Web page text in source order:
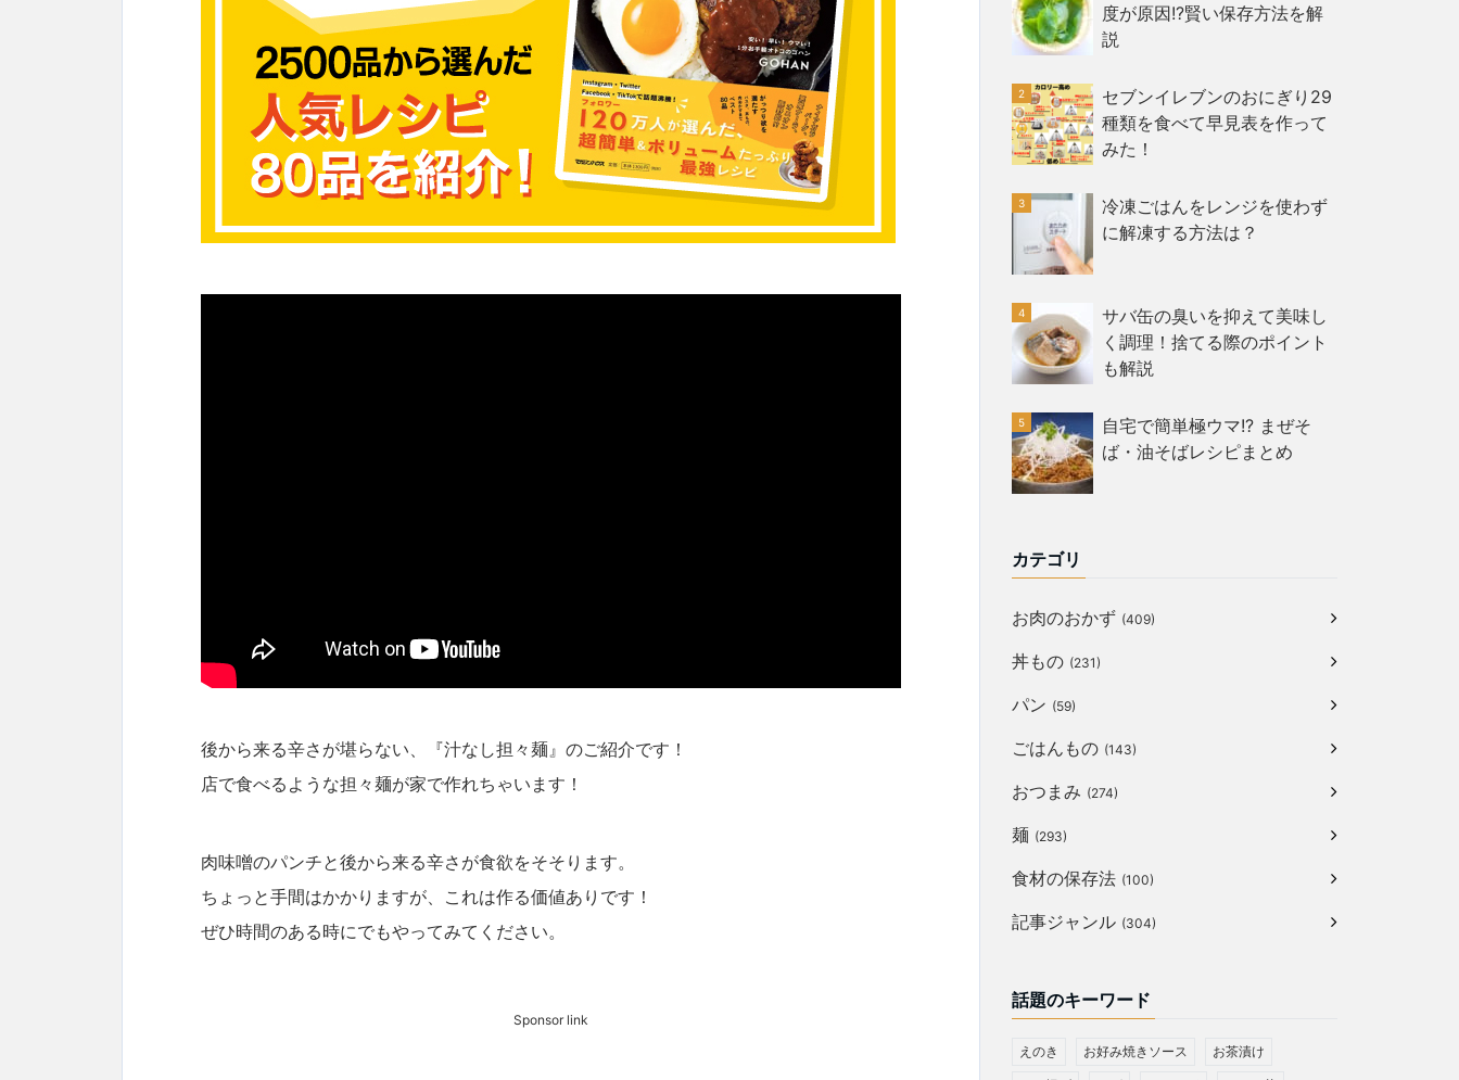
後から来る辛さが堪らない、『汁なし担々麺』のご紹介です！
店で食べるような担々麺が家で作れちゃいます！
肉味噌のパンチと後から来る辛さが食欲をそそります。
ちょっと手間はかかりますが、これは作る価値ありです！
ぜひ時間のある時にでもやってみてください。
Sponsor link
度が原因!?賢い保存方法を解
説
セブンイレブンのおにぎり29
種類を食べて早見表を作って
みた！
冷凍ごはんをレンジを使わず
に解凍する方法は？
サバ缶の臭いを抑えて美味し
く調理！捨てる際のポイント
も解説
自宅で簡単極ウマ!? まぜそ
ば・油そばレシピまとめ
カテゴリ
お肉のおかず (409)
丼もの (231)
パン (59)
ごはんもの (143)
おつまみ (274)
麺 (293)
食材の保存法 (100)
記事ジャンル (304)
話題のキーワード
えのき お好み焼きソース お茶漬け